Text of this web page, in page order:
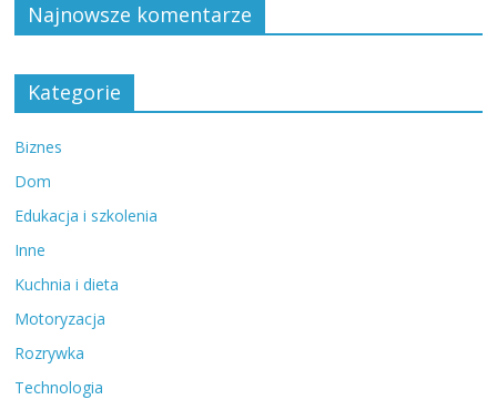
Najnowsze komentarze
Kategorie
Biznes
Dom
Edukacja i szkolenia
Inne
Kuchnia i dieta
Motoryzacja
Rozrywka
Technologia